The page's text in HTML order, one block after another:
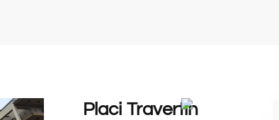
Placi Travertin